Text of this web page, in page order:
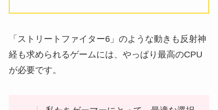
「ストリートファイター6」のような動きも反射神
経も求められるゲームには、やっぱり最高のCPU
が必要です。